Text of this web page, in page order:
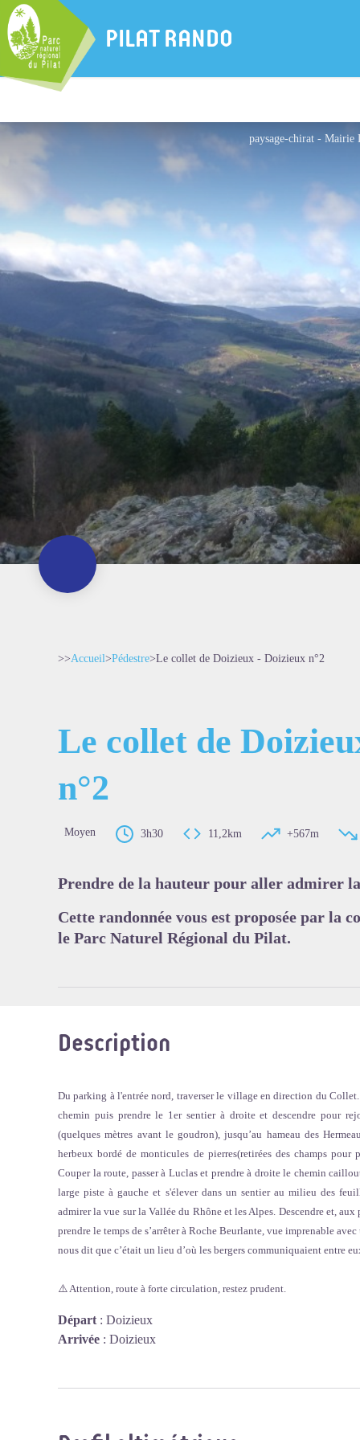
PILAT RANDO
paysage-chirat - Mairie
>>Accueil>Pédestre>Le collet de Doizieux - Doizieux n°2
Le collet de
n°2
Moyen 3h30 11,2km +567m
Prendre de la hauteur pour aller admirer
Cette randonnée vous est proposée par la
le Parc Naturel Régional du Pilat.
Description
Du parking à l'entrée nord, traverser le village en direction du
chemin puis prendre le 1er sentier à droite et descendre pour
(quelques mètres avant le goudron), jusqu’au hameau des
herbeux bordé de monticules de pierres(retirées des champs pour
Couper la route, passer à Luclas et prendre à droite le chemin
large piste à gauche et s'élever dans un sentier au milieu des
admirer la vue sur la Vallée du Rhône et les Alpes. Descendre et,
prendre le temps de s’arrêter à Roche Beurlante, vue imprenable
nous dit que c’était un lieu d’où les bergers communiquaient entre
⚠️ Attention, route à forte circulation, restez prudent.
Départ : Doizieux
Arrivée : Doizieux